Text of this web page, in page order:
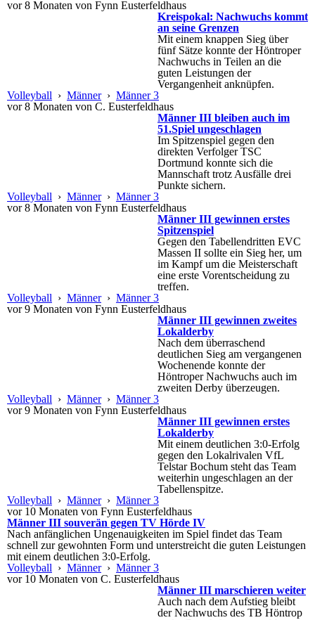
vor 8 Monaten von Fynn Eusterfeldhaus
Kreispokal: Nachwuchs kommt
an seine Grenzen
Mit einem knappen Sieg über
fünf Sätze konnte der Höntroper
Nachwuchs in Teilen an die
guten Leistungen der
Vergangenheit anknüpfen.
Volleyball › Männer › Männer 3
vor 8 Monaten von C. Eusterfeldhaus
Männer III bleiben auch im
51.Spiel ungeschlagen
Im Spitzenspiel gegen den
direkten Verfolger TSC
Dortmund konnte sich die
Mannschaft trotz Ausfälle drei
Punkte sichern.
Volleyball › Männer › Männer 3
vor 8 Monaten von Fynn Eusterfeldhaus
Männer III gewinnen erstes
Spitzenspiel
Gegen den Tabellendritten EVC
Massen II sollte ein Sieg her, um
im Kampf um die Meisterschaft
eine erste Vorentscheidung zu
treffen.
Volleyball › Männer › Männer 3
vor 9 Monaten von Fynn Eusterfeldhaus
Männer III gewinnen zweites
Lokalderby
Nach dem überraschend
deutlichen Sieg am vergangenen
Wochenende konnte der
Höntroper Nachwuchs auch im
zweiten Derby überzeugen.
Volleyball › Männer › Männer 3
vor 9 Monaten von Fynn Eusterfeldhaus
Männer III gewinnen erstes
Lokalderby
Mit einem deutlichen 3:0-Erfolg
gegen den Lokalrivalen VfL
Telstar Bochum steht das Team
weiterhin ungeschlagen an der
Tabellenspitze.
Volleyball › Männer › Männer 3
vor 10 Monaten von Fynn Eusterfeldhaus
Männer III souverän gegen TV Hörde IV
Nach anfänglichen Ungenauigkeiten im Spiel findet das Team
schnell zur gewohnten Form und unterstreicht die guten Leistungen
mit einem deutlichen 3:0-Erfolg.
Volleyball › Männer › Männer 3
vor 10 Monaten von C. Eusterfeldhaus
Männer III marschieren weiter
Auch nach dem Aufstieg bleibt
der Nachwuchs des TB Höntrop